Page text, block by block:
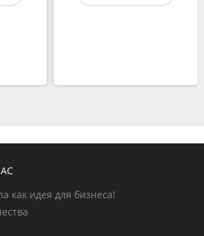
как идея для бизнеса!